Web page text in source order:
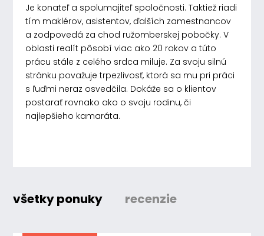
Je konateľ a spolumajiteľ spoločnosti. Taktiež riadi
tím maklérov, asistentov, ďalších zamestnancov
a zodpovedá za chod ružomberskej pobočky. V
oblasti realít pôsobí viac ako 20 rokov a túto
prácu stále z celého srdca miluje. Za svoju silnú
stránku považuje trpezlivosť, ktorá sa mu pri práci
s ľuďmi neraz osvedčila. Dokáže sa o klientov
postarať rovnako ako o svoju rodinu, či
najlepšieho kamaráta.
všetky ponuky recenzie